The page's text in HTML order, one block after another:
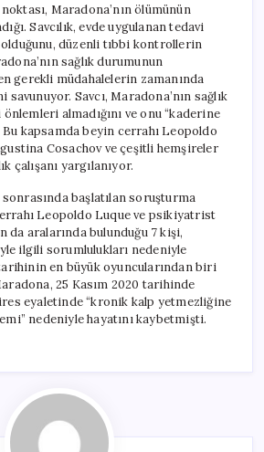
Maradona’nın ölümünün
Savcılık, evde uygulanan tedavi
düzenli tıbbi kontrollerin
sağlık durumunun
gerekli müdahalelerin zamanında
Savcı, Maradona’nın sağlık
almadığını ve onu “kaderine
kapsamda beyin cerrahı Leopoldo
Cosachov ve çeşitli hemşireler
çalışanı yargılanıyor.
başlatılan soruşturma
Leopoldo Luque ve psikiyatrist
da aralarında bulunduğu 7 kişi,
ilgili sorumlulukları nedeniyle
en büyük oyuncularından biri
25 Kasım 2020 tarihinde
eyaletinde “kronik kalp yetmezliğine
nedeniyle hayatını kaybetmişti.